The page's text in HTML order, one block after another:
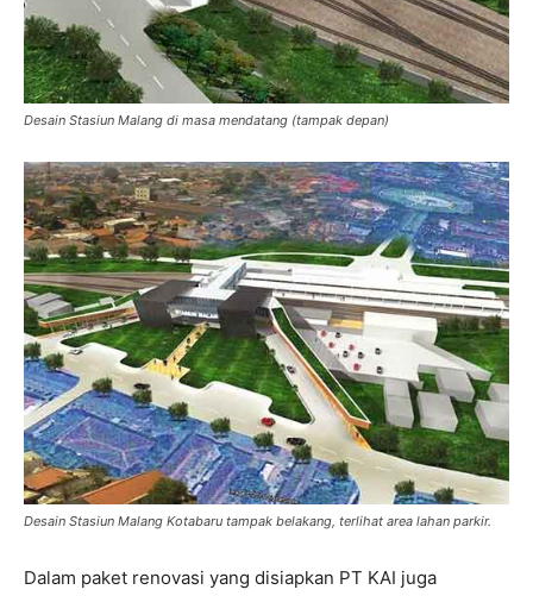
Desain Stasiun Malang di masa mendatang (tampak depan)
Desain Stasiun Malang Kotabaru tampak belakang, terlihat area lahan parkir.
Dalam paket renovasi yang disiapkan PT KAI juga